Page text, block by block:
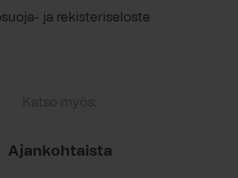
ja rekisteriseloste
Katso myös:
Ajankohtaista